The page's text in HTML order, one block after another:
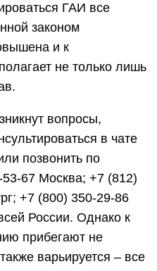
ГАИ все
законом
и к
не только лишь
вопросы,
в чате
позвонить по
67 Москва; +7 (812)
+7 (800) 350-29-86
России. Однако к
прибегают не
варьируется – все